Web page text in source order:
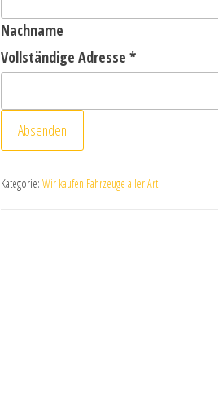
Nachname
Vollständige Adresse *
Absenden
Kategorie: Wir kaufen Fahrzeuge aller Art